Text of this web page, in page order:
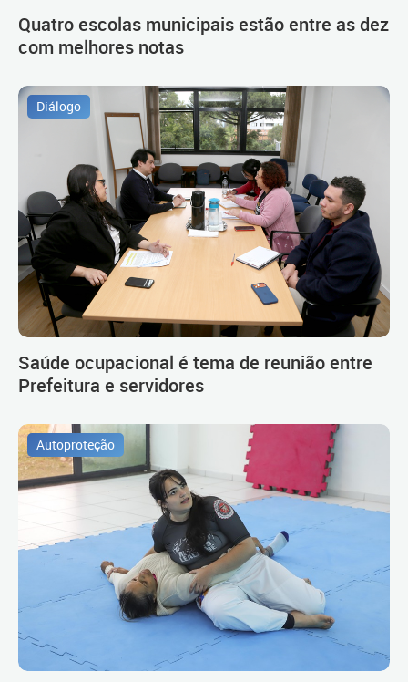
Quatro escolas municipais estão entre as dez
com melhores notas
Diálogo
Saúde ocupacional é tema de reunião entre
Prefeitura e servidores
Autoproteção